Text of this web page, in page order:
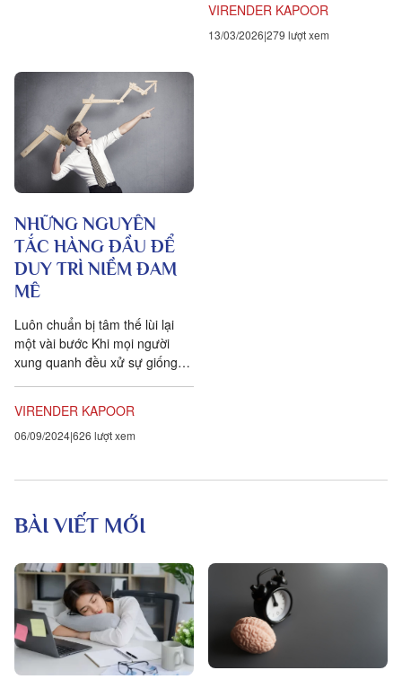
VIRENDER KAPOOR
13/03/2026 279 lượt xem
NHỮNG NGUYÊN
TẮC HÀNG ĐẦU ĐỂ
DUY TRÌ NIỀM ĐAM
MÊ
Luôn chuẩn bị tâm thế lùi lại
một vài bước Khi mọi người
xung quanh đều xử sự giống
VIRENDER KAPOOR
06/09/2024626 lượt xem
BÀI VIẾT MỚI